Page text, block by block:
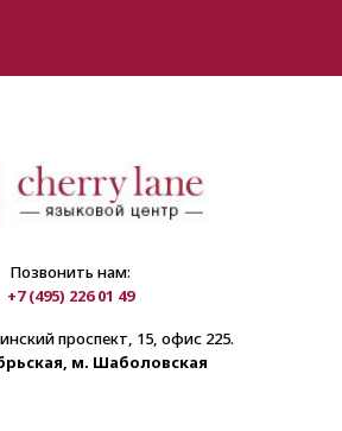
Позвонить нам:
+7 (495) 226 01 49
проспект, 15, офис 225.
м. Шаболовская